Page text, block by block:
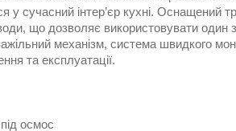
у сучасний інтер’єр кухні. Оснащений
що дозволяє використовувати один
механізм, система швидкого
та експлуатації.
осмос